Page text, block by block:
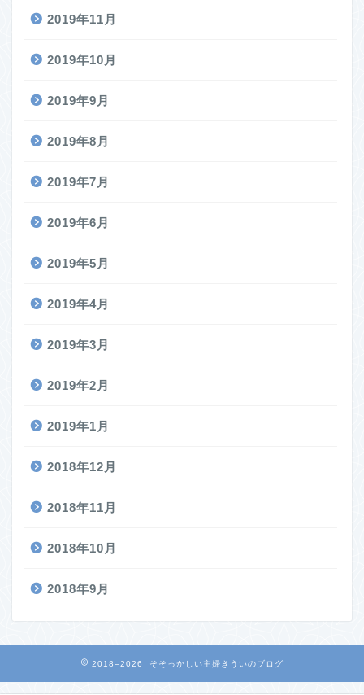
2019年11月
2019年10月
2019年9月
2019年8月
2019年7月
2019年6月
2019年5月
2019年4月
2019年3月
2019年2月
2019年1月
2018年12月
2018年11月
2018年10月
2018年9月
2018–2026 そそっかしい主婦きういのブログ